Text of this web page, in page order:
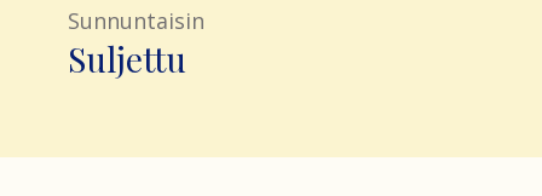
Sunnuntaisin
Suljettu